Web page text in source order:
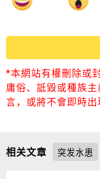
*本網站有權刪除或
庸俗、詆毀或種族
言，或將不會即時出
相关文章 突发水患